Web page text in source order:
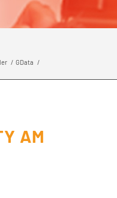
/ GData /
AM